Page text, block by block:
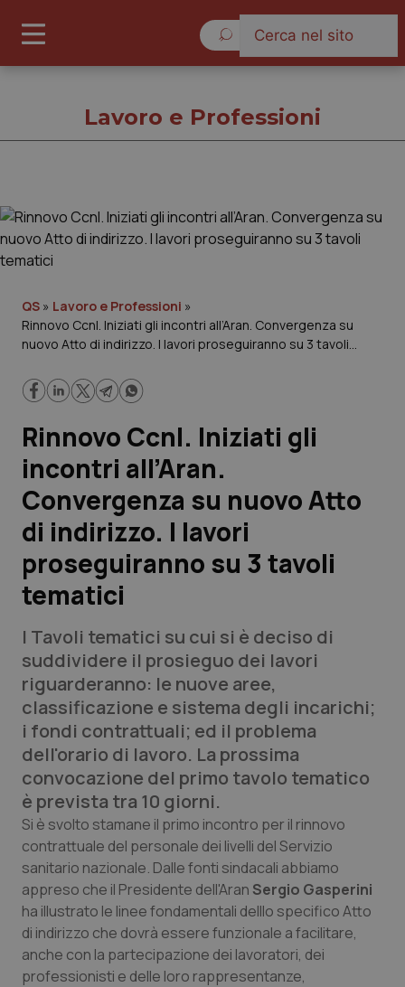
Cronache
Governo e Parlamento
Regioni e Asl
Lavoro e Professioni
Scienza e Farmaci
Studi e Analisi
Lettere al direttore
Edizioni Regionali
QS Pro
Professionisti Sanitari.AI
Abruzzo
Basilicata
Calabria
Campania
Emilia-Romagna
Friuli Venezia Giulia
QS Pro Gold
Artrite & artrosi
Asma & BPCO
Car-T
Colesterolo & coronaropatie
Dermatite Atopica
Newsletter
Lavoro e Professioni
QS » Lavoro e Professioni »
Rinnovo Ccnl. Iniziati gli incontri all’Aran. Convergenza su
nuovo Atto di indirizzo. I lavori proseguiranno su 3 tavoli
Rinnovo Ccnl. Iniziati gli
incontri all’Aran.
Convergenza su nuovo Atto
di indirizzo. I lavori
proseguiranno su 3 tavoli
tematici
I Tavoli tematici su cui si è deciso di
suddividere il prosieguo dei lavori
riguarderanno: le nuove aree,
classificazione e sistema degli incarichi;
i fondi contrattuali; ed il problema
dell'orario di lavoro. La prossima
convocazione del primo tavolo tematico
è prevista tra 10 giorni.
Si è svolto stamane il primo incontro per il rinnovo
contrattuale del personale dei livelli del Servizio
sanitario nazionale. Dalle fonti sindacali abbiamo
appreso che il Presidente dell'Aran Sergio Gasperini
ha illustrato le linee fondamentali delllo specifico Atto
di indirizzo che dovrà essere funzionale a facilitare,
anche con la partecipazione dei lavoratori, dei
professionisti e delle loro rappresentanze,